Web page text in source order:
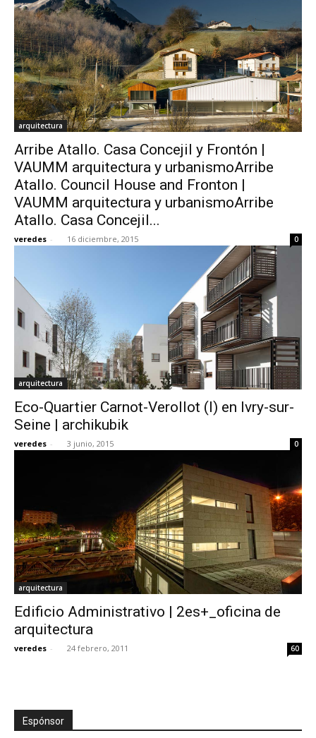
arquitectura
Arribe Atallo. Casa Concejil y Frontón |
VAUMM arquitectura y urbanismoArribe
Atallo. Council House and Fronton |
VAUMM arquitectura y urbanismoArribe
Atallo. Casa Concejil...
veredes - 16 diciembre, 2015 0
arquitectura
Eco-Quartier Carnot-Verollot (I) en Ivry-sur-
Seine | archikubik
veredes - 3 junio, 2015 0
arquitectura
Edificio Administrativo | 2es+_oficina de
arquitectura
veredes - 24 febrero, 2011 60
Espónsor